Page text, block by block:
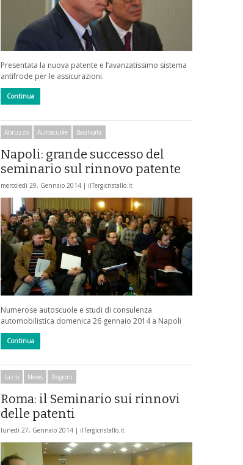
Presentata la nuova patente e l’avanzatissimo sistema
antifrode per le assicurazioni.
Continua
Abruzzo Autoscuole Basilicata
Napoli: grande successo del
seminario sul rinnovo patente
mercoledì 29, Gennaio 2014 | ilTergicristallo.it
Numerose autoscuole e studi di consulenza
automobilistica domenica 26 gennaio 2014 a Napoli
Continua
Lazio News Regioni
Roma: il Seminario sui rinnovi
delle patenti
lunedì 27, Gennaio 2014 | ilTergicristallo.it